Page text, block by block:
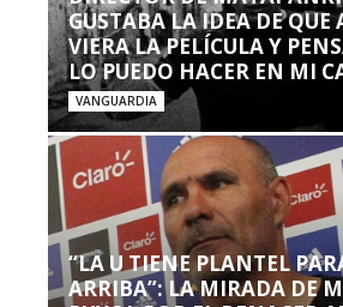
GUSTABA LA IDEA DE QUE
VIERA LA PELÍCULA Y
LO PUEDO HACER EN MI
VANGUARDIA
“LA U TIENE PLANTEL
ARRIBA”: LA MIRADA DE